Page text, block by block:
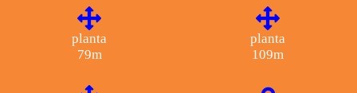
planta
79m
planta
109m